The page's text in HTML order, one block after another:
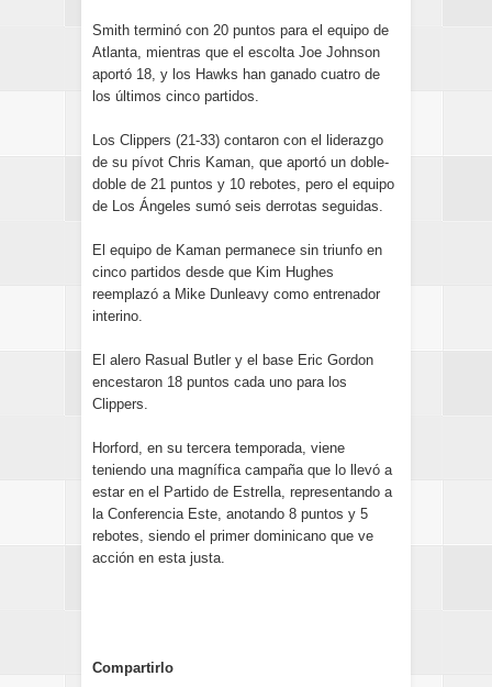
Smith terminó con 20 puntos para el equipo de
Atlanta, mientras que el escolta Joe Johnson
aportó 18, y los Hawks han ganado cuatro de
los últimos cinco partidos.
Los Clippers (21-33) contaron con el liderazgo
de su pívot Chris Kaman, que aportó un doble-
doble de 21 puntos y 10 rebotes, pero el equipo
de Los Ángeles sumó seis derrotas seguidas.
El equipo de Kaman permanece sin triunfo en
cinco partidos desde que Kim Hughes
reemplazó a Mike Dunleavy como entrenador
interino.
El alero Rasual Butler y el base Eric Gordon
encestaron 18 puntos cada uno para los
Clippers.
Horford, en su tercera temporada, viene
teniendo una magnífica campaña que lo llevó a
estar en el Partido de Estrella, representando a
la Conferencia Este, anotando 8 puntos y 5
rebotes, siendo el primer dominicano que ve
acción en esta justa.
Compartirlo